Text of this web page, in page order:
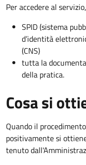
Per accedere al
SPID (sistema
d’identità
(CNS)
tutta la
della pratica.
Cosa si
Quando il
positivamente si
tenuto